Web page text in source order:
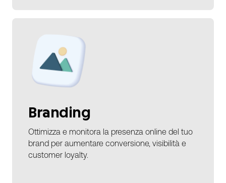
Branding
Ottimizza e monitora la presenza online del tuo
brand per aumentare conversione, visibilità e
customer loyalty.